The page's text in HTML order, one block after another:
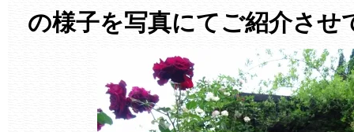
の様子を写真にてご紹介さ